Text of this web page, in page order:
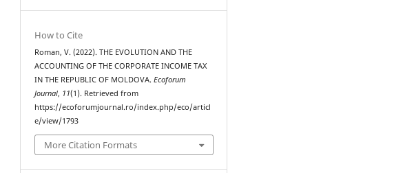
How to Cite
Roman, V. (2022). THE EVOLUTION AND THE
ACCOUNTING OF THE CORPORATE INCOME TAX
IN THE REPUBLIC OF MOLDOVA.Ecoforum
Journal, 11(1). Retrieved from
https://ecoforumjournal.ro/index.php/eco/articl
e/view/1793
More Citation Formats